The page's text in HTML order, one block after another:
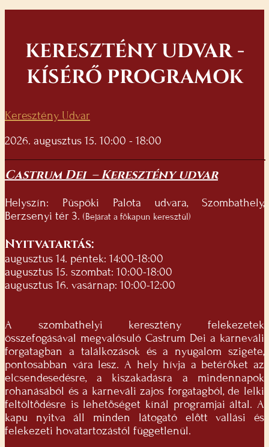
KERESZTÉNY UDVAR -
KÍSÉRŐ PROGRAMOK
Keresztény Udvar
2026. augusztus 15. 10:00 - 18:00
Castrum Dei – Keresztény udvar
Helyszín: Püspöki Palota udvara, Szombathely,
Berzsenyi tér 3. (Bejárat a főkapun keresztül)
Nyitvatartás:
augusztus 14. péntek: 14:00-18:00
augusztus 15. szombat: 10:00-18:00
augusztus 16. vasárnap: 10:00-12:00
A szombathelyi keresztény felekezetek
összefogásával megvalósuló Castrum Dei a karneváli
forgatagban a találkozások és a nyugalom szigete,
pontosabban vára lesz. A hely hívja a betérőket az
elcsendesedésre, a kiszakadásra a mindennapok
rohanásából és a karneváli zajos forgatagból, de lelki
feltöltődésre is lehetőséget kínál programjai által. A
kapu nyitva áll minden látogató előtt vallási és
felekezeti hovatartozástól függetlenül.